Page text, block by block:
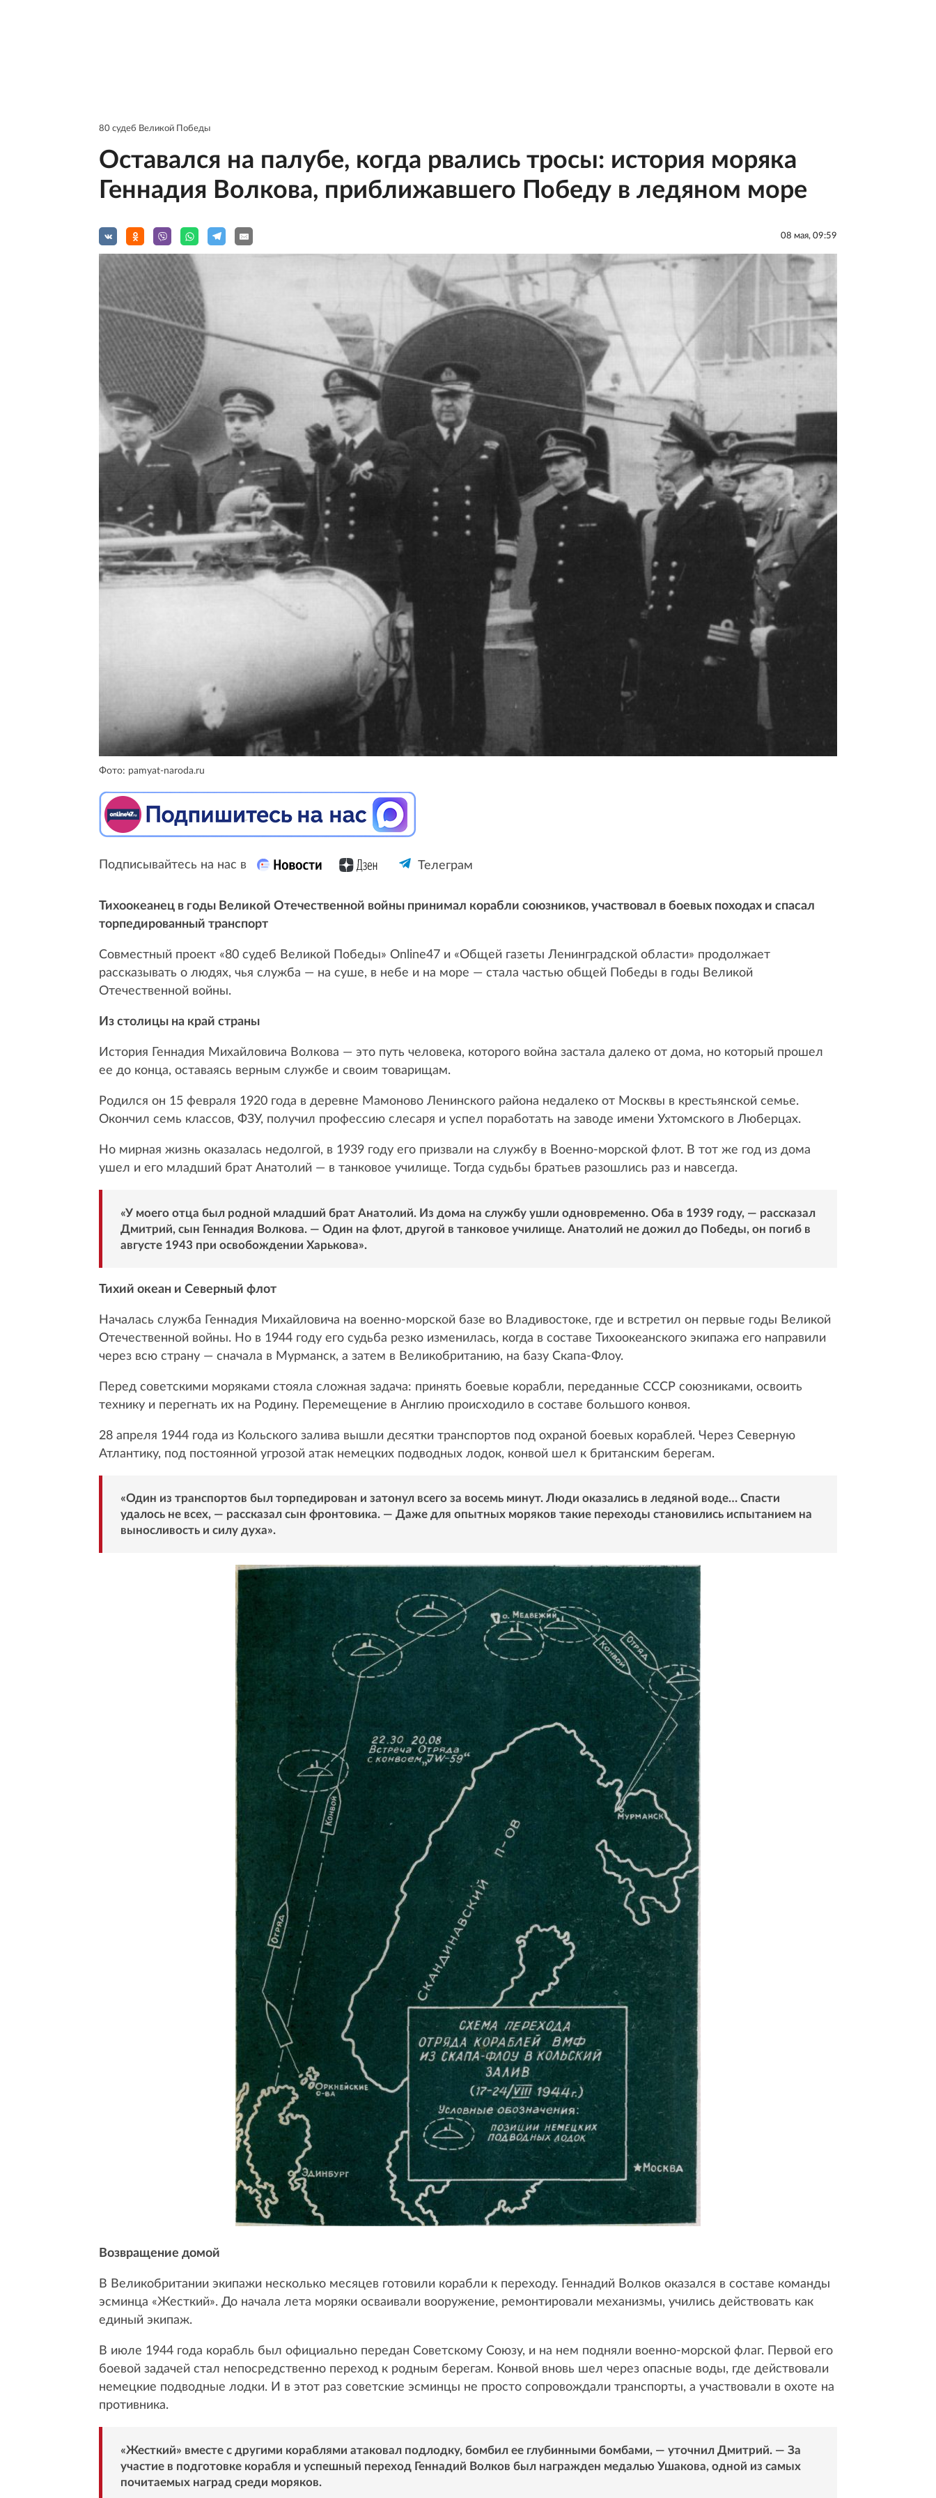
80 судеб Великой Победы
Оставался на палубе, когда рвались тросы: история моряка
Геннадия Волкова, приближавшего Победу в ледяном море
08 мая, 09:59
Фото: pamyat-naroda.ru
Подписывайтесь на нас в Телеграм
Тихоокеанец в годы Великой Отечественной войны принимал корабли союзников, участвовал в боевых походах и спасал
торпедированный транспорт
Совместный проект «80 судеб Великой Победы» Online47 и «Общей газеты Ленинградской области» продолжает
рассказывать о людях, чья служба — на суше, в небе и на море — стала частью общей Победы в годы Великой
Отечественной войны.
Из столицы на край страны
История Геннадия Михайловича Волкова — это путь человека, которого война застала далеко от дома, но который прошел
ее до конца, оставаясь верным службе и своим товарищам.
Родился он 15 февраля 1920 года в деревне Мамоново Ленинского района недалеко от Москвы в крестьянской семье.
Окончил семь классов, ФЗУ, получил профессию слесаря и успел поработать на заводе имени Ухтомского в Люберцах.
Но мирная жизнь оказалась недолгой, в 1939 году его призвали на службу в Военно-морской флот. В тот же год из дома
ушел и его младший брат Анатолий — в танковое училище. Тогда судьбы братьев разошлись раз и навсегда.
«У моего отца был родной младший брат Анатолий. Из дома на службу ушли одновременно. Оба в 1939 году, — рассказал
Дмитрий, сын Геннадия Волкова. — Один на флот, другой в танковое училище. Анатолий не дожил до Победы, он погиб в
августе 1943 при освобождении Харькова».
Тихий океан и Северный флот
Началась служба Геннадия Михайловича на военно-морской базе во Владивостоке, где и встретил он первые годы Великой
Отечественной войны. Но в 1944 году его судьба резко изменилась, когда в составе Тихоокеанского экипажа его направили
через всю страну — сначала в Мурманск, а затем в Великобританию, на базу Скапа-Флоу.
Перед советскими моряками стояла сложная задача: принять боевые корабли, переданные СССР союзниками, освоить
технику и перегнать их на Родину. Перемещение в Англию происходило в составе большого конвоя.
28 апреля 1944 года из Кольского залива вышли десятки транспортов под охраной боевых кораблей. Через Северную
Атлантику, под постоянной угрозой атак немецких подводных лодок, конвой шел к британским берегам.
«Один из транспортов был торпедирован и затонул всего за восемь минут. Люди оказались в ледяной воде… Спасти
удалось не всех, — рассказал сын фронтовика. — Даже для опытных моряков такие переходы становились испытанием на
выносливость и силу духа».
Возвращение домой
В Великобритании экипажи несколько месяцев готовили корабли к переходу. Геннадий Волков оказался в составе команды
эсминца «Жесткий». До начала лета моряки осваивали вооружение, ремонтировали механизмы, учились действовать как
единый экипаж.
В июле 1944 года корабль был официально передан Советскому Союзу, и на нем подняли военно-морской флаг. Первой его
боевой задачей стал непосредственно переход к родным берегам. Конвой вновь шел через опасные воды, где действовали
немецкие подводные лодки. И в этот раз советские эсминцы не просто сопровождали транспорты, а участвовали в охоте на
противника.
«Жесткий» вместе с другими кораблями атаковал подлодку, бомбил ее глубинными бомбами, — уточнил Дмитрий. — За
участие в подготовке корабля и успешный переход Геннадий Волков был награжден медалью Ушакова, одной из самых
почитаемых наград среди моряков.